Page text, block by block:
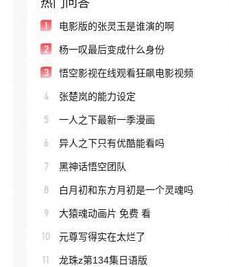
热门问答
1 电影版的张灵玉是谁演的啊
2 杨一叹最后变成什么身份
3 悟空影视在线观看狂飙电影视频
4 张楚岚的能力设定
5 一人之下最新一季漫画
6 异人之下只有优酷能看吗
7 黑神话悟空团队
8 白月初和东方月初是一个灵魂吗
9 大猿魂动画片 免费 看
10 元尊写得实在太烂了
11 龙珠z第134集日语版